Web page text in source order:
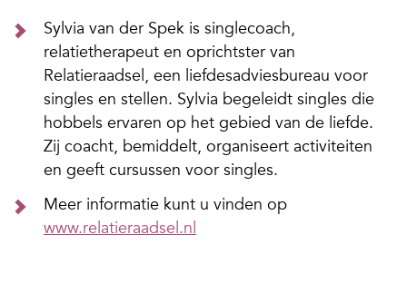
Sylvia van der Spek is singlecoach,
relatietherapeut en oprichtster van
Relatieraadsel, een liefdesadviesbureau voor
singles en stellen. Sylvia begeleidt singles die
hobbels ervaren op het gebied van de liefde.
Zij coacht, bemiddelt, organiseert activiteiten
en geeft cursussen voor singles.
Meer informatie kunt u vinden op
www.relatieraadsel.nl